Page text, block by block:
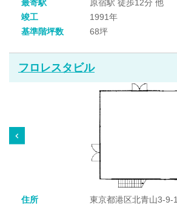
最寄駅
原宿駅 徒歩12分 他
竣工
1991年
基準階坪数
68坪
フロレスタビル
住所
東京都港区北青山3-9-1